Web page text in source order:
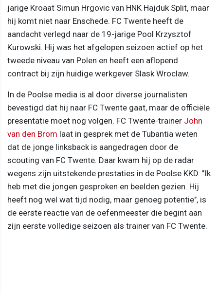
jarige Kroaat Simun Hrgovic van HNK Hajduk Split, maar
hij komt niet naar Enschede. FC Twente heeft de
aandacht verlegd naar de 19-jarige Pool Krzysztof
Kurowski. Hij was het afgelopen seizoen actief op het
tweede niveau van Polen en heeft een aflopend
contract bij zijn huidige werkgever Slask Wroclaw.
In de Poolse media is al door diverse journalisten
bevestigd dat hij naar FC Twente gaat, maar de officiële
presentatie moet nog volgen. FC Twente-trainer John
van den Brom laat in gesprek met de Tubantia weten
dat de jonge linksback is aangedragen door de
scouting van FC Twente. Daar kwam hij op de radar
wegens zijn uitstekende prestaties in de Poolse KKD. "Ik
heb met die jongen gesproken en beelden gezien. Hij
heeft nog wel wat tijd nodig, maar genoeg potentie", is
de eerste reactie van de oefenmeester die begint aan
zijn eerste volledige seizoen als trainer van FC Twente.